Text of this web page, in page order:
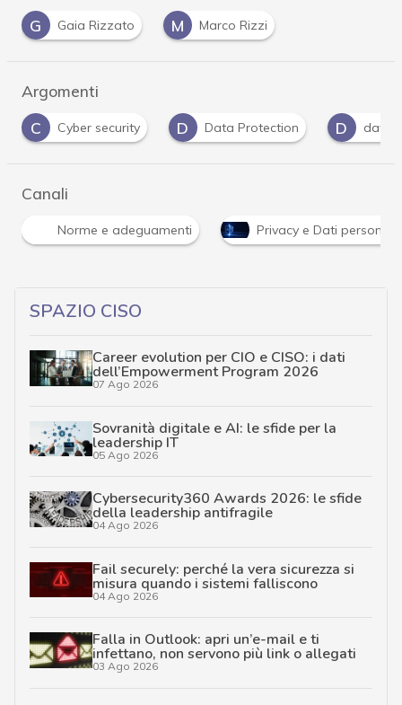
G
Gaia Rizzato M Marco Rizzi
Argomenti
D
Data Protection D dati personali G
Gdpr
Canali
Norme e adeguamenti
Privacy e Dati personali
SPAZIO CISO
Career evolution per CIO e CISO: i dati
dell’Empowerment Program 2026
07 Ago 2026
Sovranità digitale e AI: le sfide per la
leadership IT
05 Ago 2026
Cybersecurity360 Awards 2026: le sfide
della leadership antifragile
04 Ago 2026
Fail securely: perché la vera sicurezza si
misura quando i sistemi falliscono
04 Ago 2026
Falla in Outlook: apri un’e-mail e ti
infettano, non servono più link o allegati
03 Ago 2026